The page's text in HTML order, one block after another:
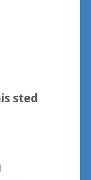
sted